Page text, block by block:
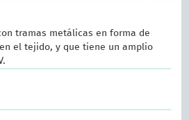
tramas metálicas en forma de
el tejido, y que tiene un amplio